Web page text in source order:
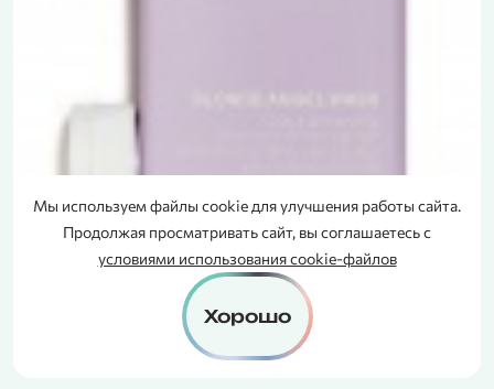
Blonde.Angel.Wash — Шампунь для
светлых волос
В ПОДАРОК
Мы используем файлы cookie для улучшения работы сайта.
Продолжая просматривать сайт, вы соглашаетесь с
условиями использования cookie-файлов
Хорошо